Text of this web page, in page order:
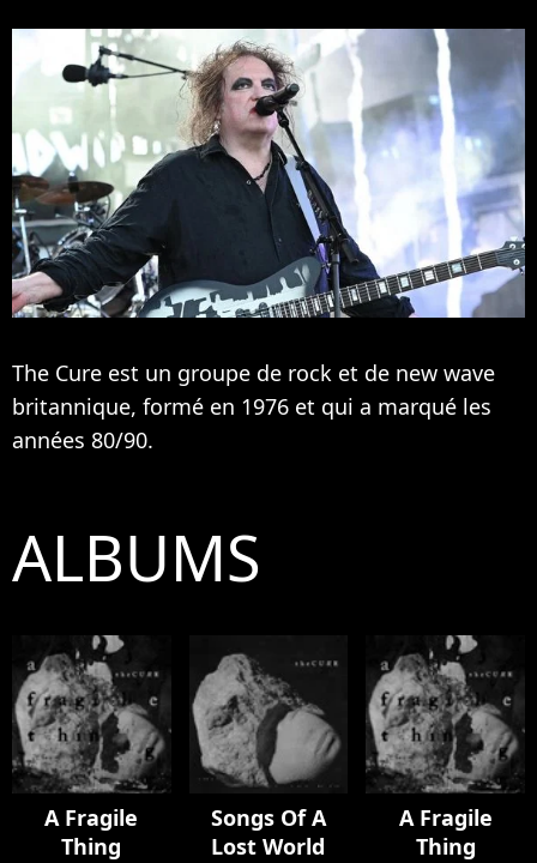
The Cure est un groupe de rock et de new wave
britannique, formé en 1976 et qui a marqué les
années 80/90.
ALBUMS
A Fragile
Thing
Songs Of A
Lost World
A Fragile
Thing